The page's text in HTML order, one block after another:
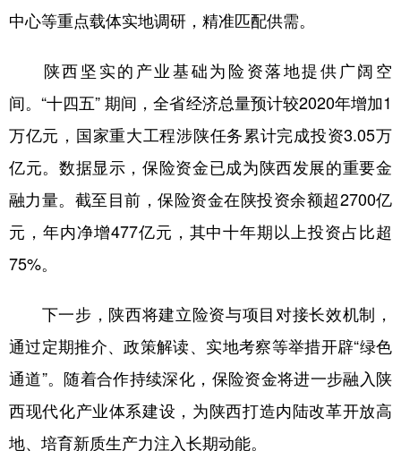
中心等重点载体实地调研，精准匹配供需。
陕西坚实的产业基础为险资落地提供广阔空
间。“十四五” 期间，全省经济总量预计较2020年增加1
万亿元，国家重大工程涉陕任务累计完成投资3.05万
亿元。数据显示，保险资金已成为陕西发展的重要金
融力量。截至目前，保险资金在陕投资余额超2700亿
元，年内净增477亿元，其中十年期以上投资占比超
75%。
下一步，陕西将建立险资与项目对接长效机制，
通过定期推介、政策解读、实地考察等举措开辟“绿色
通道”。随着合作持续深化，保险资金将进一步融入陕
西现代化产业体系建设，为陕西打造内陆改革开放高
地、培育新质生产力注入长期动能。